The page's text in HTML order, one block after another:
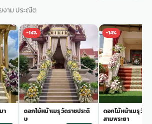
งาม ประณีต
า
-14%
ดอกไม้หน้าเมรุ วัดราชประดิ
ษ
-14%
ดอกไม้หน้าเมรุ วัด
สามพระยา